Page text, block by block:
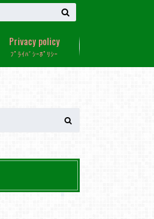
ﾌﾟﾗｲﾊﾞｼｰﾎﾟﾘｼｰ
Privacy policy